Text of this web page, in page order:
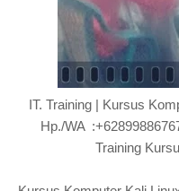
IT. Training | Kursus
Hp./WA
Training